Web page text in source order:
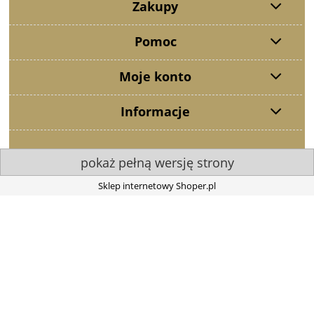
Zakupy
Pomoc
Moje konto
Informacje
pokaż pełną wersję strony
Sklep internetowy Shoper.pl